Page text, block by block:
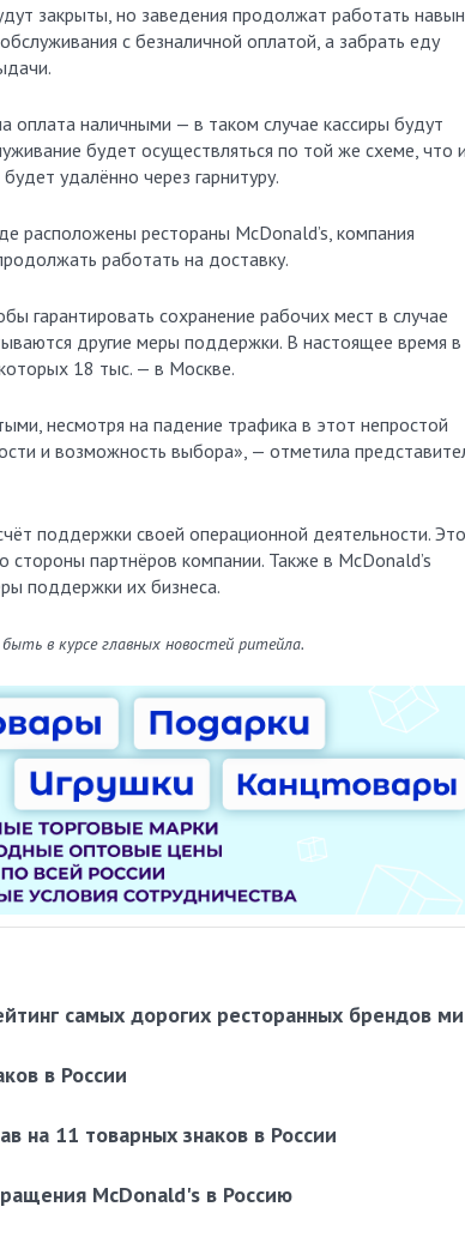
закрыты, но заведения продолжат работать
с безналичной оплатой, а забрать еду
наличными — в таком случае кассиры будут
будет осуществляться по той же схеме, что
удалённо через гарнитуру.
расположены рестораны McDonald’s, компания
работать на доставку.
гарантировать сохранение рабочих мест в случае
другие меры поддержки. В настоящее время в
18 тыс. — в Москве.
несмотря на падение трафика в этот непростой
и возможность выбора», — отметила
поддержки своей операционной деятельности. Это
партнёров компании. Также в McDonald’s
поддержки их бизнеса.
в курсе главных новостей ритейла.
самых дорогих ресторанных брендов
в России
на 11 товарных знаков в России
McDonald's в Россию